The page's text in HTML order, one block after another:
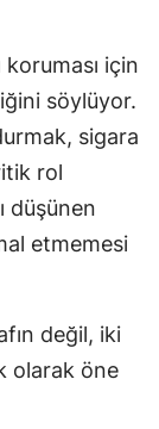
koruması için
söylüyor.
sigara
rol
düşünen
etmemesi
değil, iki
olarak öne